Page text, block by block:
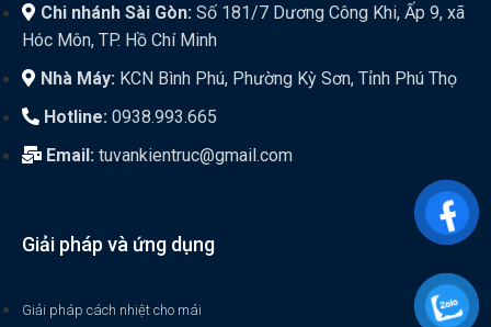
Chi nhánh Sài Gòn: Số 181/7 Dương Công Khi, Ấp 9, xã
Hóc Môn, TP. Hồ Chí Minh
Nhà Máy: KCN Bình Phú, Phường Kỳ Sơn, Tỉnh Phú Thọ
Hotline: 0938.993.665
Email: tuvankientruc@gmail.com
Giải pháp và ứng dụng
Giải pháp cách nhiệt cho mái